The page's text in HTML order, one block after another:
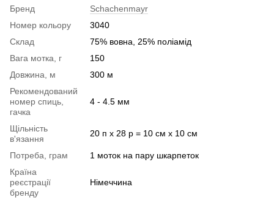
Бренд
Schachenmayr
Номер кольору
3040
Склад
75% вовна, 25% поліамід
Вага мотка, г
150
Довжина, м
300 м
Рекомендований
номер спиць,
гачка
4 - 4.5 мм
Щільність
в'язання
20 п х 28 р = 10 см х 10 см
Потреба, грам
1 моток на пару шкарпеток
Країна
реєстрації
бренду
Німеччина